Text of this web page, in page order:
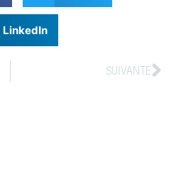
LinkedIn
SUIVANTE